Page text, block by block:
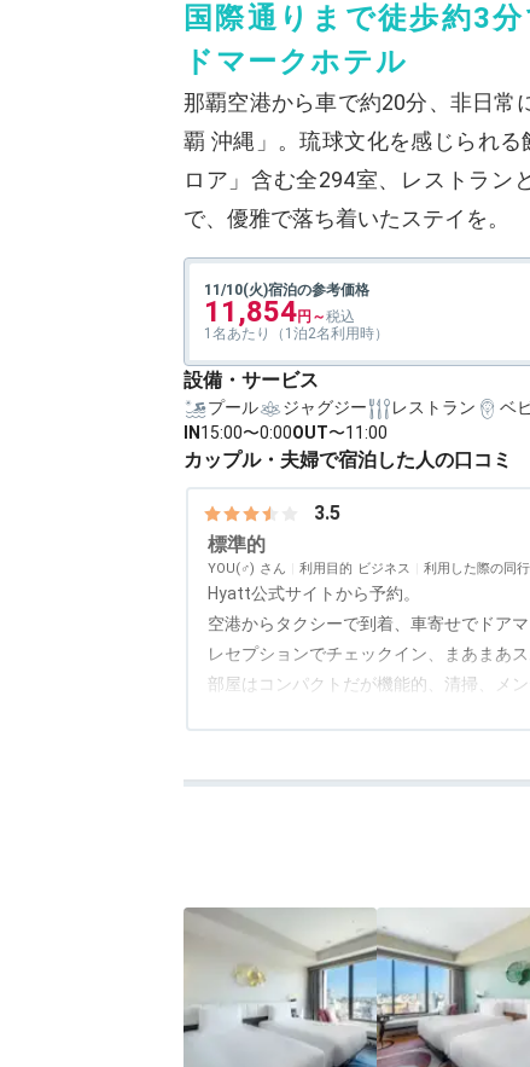
国際通りまで徒歩約3
ドマークホテル
那覇空港から車で約20分、非日常
覇 沖縄」。琉球文化を感じられ
ロア」含む全294室、レストラン
で、優雅で落ち着いたステイを。
11/10(火)宿泊の参考価格
11,854
1名あたり（1泊2名利用時）
設備・サービス
プール ジャグジー レストラン ベ
IN 15:00〜0:00OUT〜11:00
カップル・夫婦で宿泊した人の口コミ
3.5
標準的
YOU(♂) 利用目的 ビジネス 利用した際の同
Hyatt公式サイトから予約。
空港からタクシーで到着、車寄せでドアマ
レセプションでチェックイン、まあまあス
部屋はコンパクトだが機能的、清掃、メ
ソファはどれも硬く、寛ぐのはベッドに